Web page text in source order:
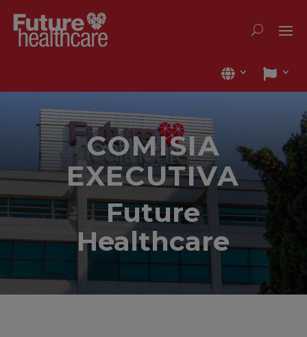
COMISIA
EXECUTIVA
Future
Healthcare